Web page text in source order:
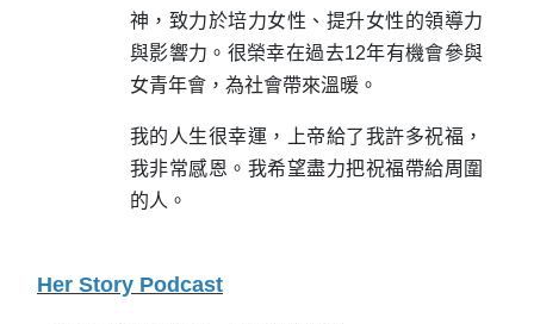
神，致力於培力女性、提升女性的領導力
與影響力。很榮幸在過去12年有機會參與
女青年會，為社會帶來溫暖。
我的人生很幸運，上帝給了我許多祝福，
我非常感恩。我希望盡力把祝福帶給周圍
的人。
Her Story Podcast